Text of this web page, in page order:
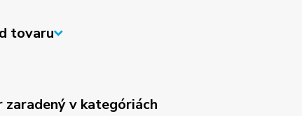
tovaru
zaradený v kategóriách